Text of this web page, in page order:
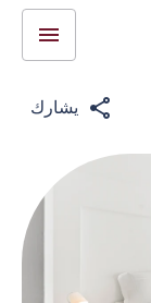
يشارك